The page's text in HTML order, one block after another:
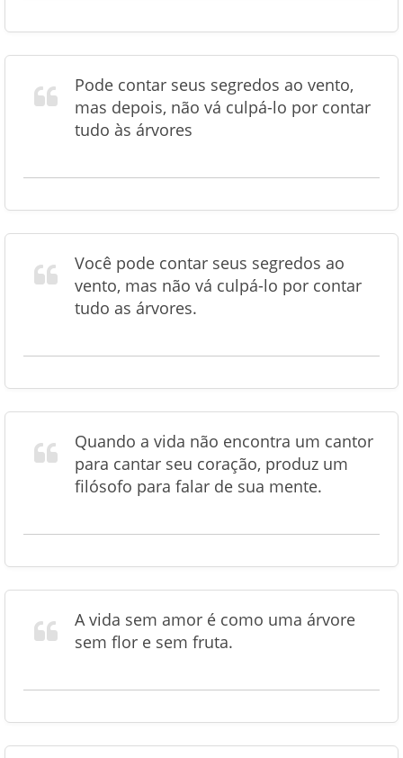
Pode contar seus segredos ao vento,
mas depois, não vá culpá-lo por contar
tudo às árvores
Você pode contar seus segredos ao
vento, mas não vá culpá-lo por contar
tudo as árvores.
Quando a vida não encontra um cantor
para cantar seu coração, produz um
filósofo para falar de sua mente.
A vida sem amor é como uma árvore
sem flor e sem fruta.